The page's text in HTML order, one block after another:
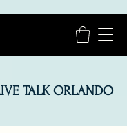
TALK ORLANDO